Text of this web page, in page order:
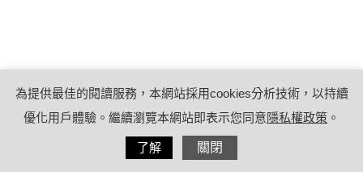
為提供最佳的閱讀服務，本網站採用cookies分析技術，以持續
優化用戶體驗。繼續瀏覽本網站即表示您同意隱私權政策 。
了解 關閉